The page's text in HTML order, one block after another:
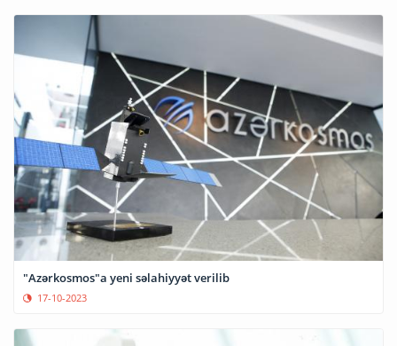
"Azərkosmos"a yeni səlahiyyət verilib
17-10-2023